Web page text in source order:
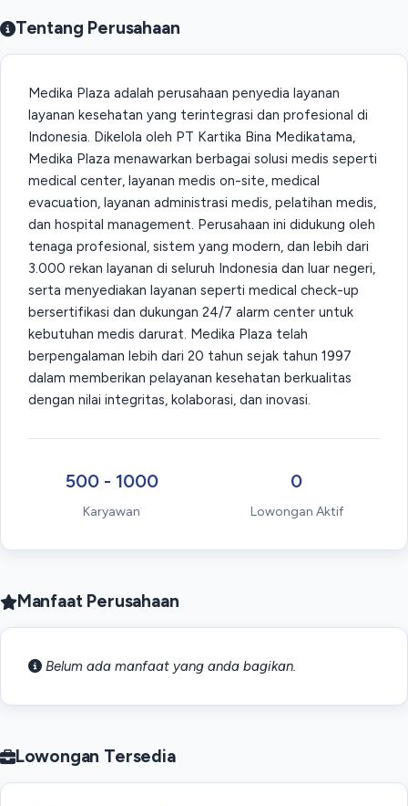
Tentang Perusahaan
Medika Plaza adalah perusahaan penyedia layanan
layanan kesehatan yang terintegrasi dan profesional di
Indonesia. Dikelola oleh PT Kartika Bina Medikatama,
Medika Plaza menawarkan berbagai solusi medis seperti
medical center, layanan medis on-site, medical
evacuation, layanan administrasi medis, pelatihan medis,
dan hospital management. Perusahaan ini didukung oleh
tenaga profesional, sistem yang modern, dan lebih dari
3.000 rekan layanan di seluruh Indonesia dan luar negeri,
serta menyediakan layanan seperti medical check-up
bersertifikasi dan dukungan 24/7 alarm center untuk
kebutuhan medis darurat. Medika Plaza telah
berpengalaman lebih dari 20 tahun sejak tahun 1997
dalam memberikan pelayanan kesehatan berkualitas
dengan nilai integritas, kolaborasi, dan inovasi.
500 - 1000
Karyawan
0
Lowongan Aktif
Manfaat Perusahaan
Belum ada manfaat yang anda bagikan.
Lowongan Tersedia